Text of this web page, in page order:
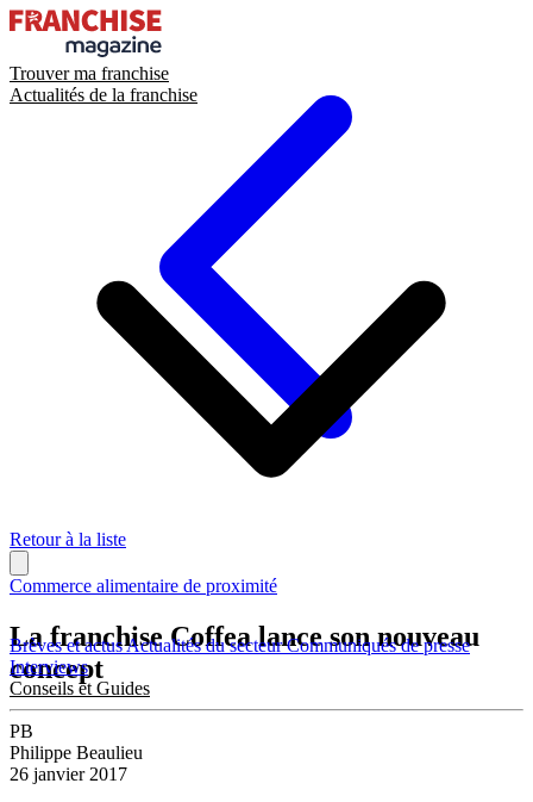
Trouver ma franchise
Actualités de la franchise
Brèves et actusActualités du secteurCommuniqués de presse
Interviews
Conseils et Guides
Retour à la liste
Commerce alimentaire de proximité
La franchise Coffea lance son nouveau
concept
PB
Philippe Beaulieu
26 janvier 2017